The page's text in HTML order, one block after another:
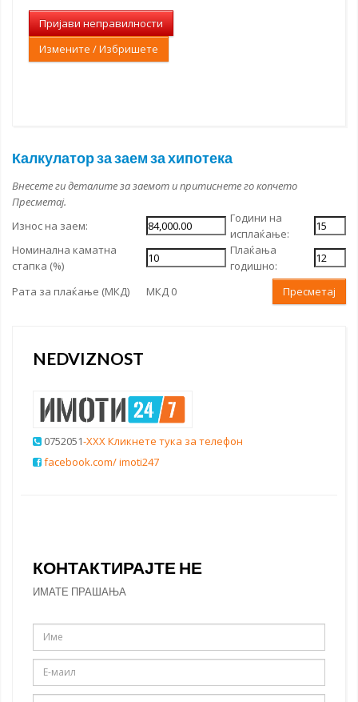
Пријави неправилности
Измените / Избришете
Калкулатор за заем за хипотека
Внесете ги деталите за заемот и притиснете го копчето
Пресметај.
Износ на заем:
Години на
исплаќање:
Номинална каматна
стапка (%)
Плаќања
годишно:
Рата за плаќање (МКД)
МКД 0 Пресметај
NEDVIZNOST
0752051-XXX Кликнете тука за телефон
facebook.com/ imoti247
КОНТАКТИРАЈТЕ НЕ
ИМАТЕ ПРАШАЊА